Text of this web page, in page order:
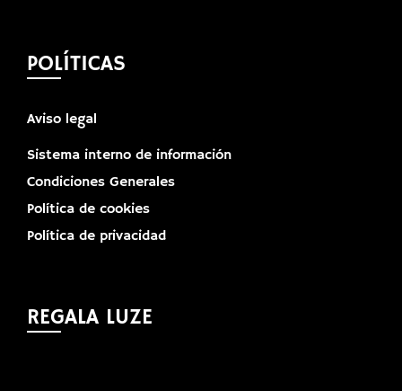
POLÍTICAS
Aviso legal
Sistema interno de información
Condiciones Generales
Política de cookies
Política de privacidad
REGALA LUZE